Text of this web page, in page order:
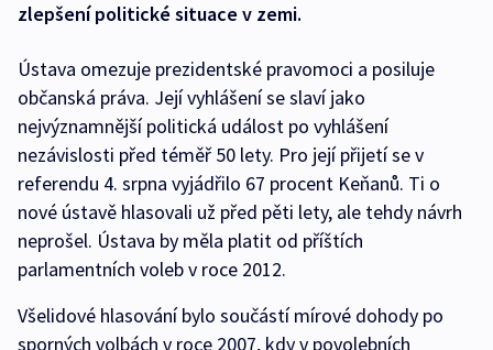
zlepšení politické situace v zemi.
Ústava omezuje prezidentské pravomoci a posiluje
občanská práva. Její vyhlášení se slaví jako
nejvýznamnější politická událost po vyhlášení
nezávislosti před téměř 50 lety. Pro její přijetí se v
referendu 4. srpna vyjádřilo 67 procent Keňanů. Ti o
nové ústavě hlasovali už před pěti lety, ale tehdy návrh
neprošel. Ústava by měla platit od příštích
parlamentních voleb v roce 2012.
Všelidové hlasování bylo součástí mírové dohody po
sporných volbách v roce 2007, kdy v povolebních